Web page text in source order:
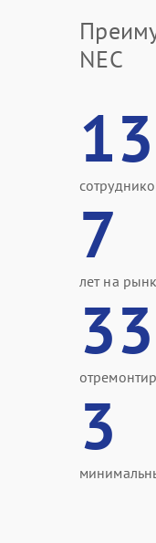
NEC
13
7
лет на
3